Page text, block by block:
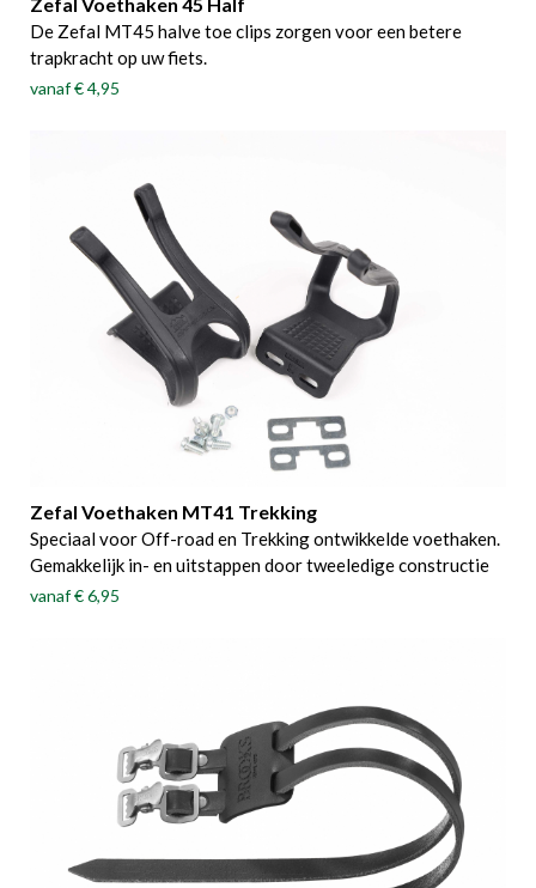
De Zefal MT45 halve toe clips zorgen voor een betere
trapkracht op uw fiets.
vanaf€ 4,95
Zefal Voethaken MT41 Trekking
Speciaal voor Off-road en Trekking ontwikkelde voethaken.
Gemakkelijk in- en uitstappen door tweeledige constructie
vanaf€ 6,95